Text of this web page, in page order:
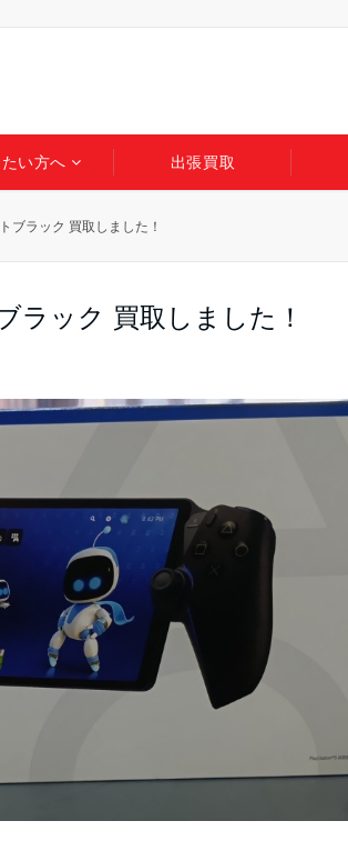
い方へ 出張買取
ブラック 買取しました！
ック 買取しました！